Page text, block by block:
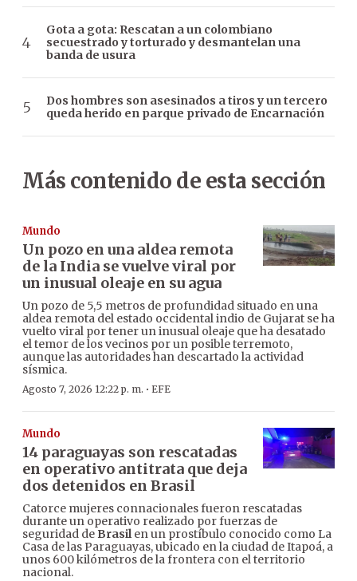
Gota a gota: Rescatan a un colombiano
secuestrado y torturado y desmantelan una
banda de usura
Dos hombres son asesinados a tiros y un tercero
queda herido en parque privado de Encarnación
Más contenido de esta sección
Mundo
Un pozo en una aldea remota
de la India se vuelve viral por
un inusual oleaje en su agua
Un pozo de 5,5 metros de profundidad situado en una
aldea remota del estado occidental indio de Gujarat se ha
vuelto viral por tener un inusual oleaje que ha desatado
el temor de los vecinos por un posible terremoto,
aunque las autoridades han descartado la actividad
sísmica.
Agosto 7, 2026 12:22 p. m. · EFE
Mundo
14 paraguayas son rescatadas
en operativo antitrata que deja
dos detenidos en Brasil
Catorce mujeres connacionales fueron rescatadas
durante un operativo realizado por fuerzas de
seguridad de Brasilen un prostíbulo conocido como La
Casa de las Paraguayas, ubicado en la ciudad de Itapoá, a
unos 600 kilómetros de la frontera con el territorio
nacional.